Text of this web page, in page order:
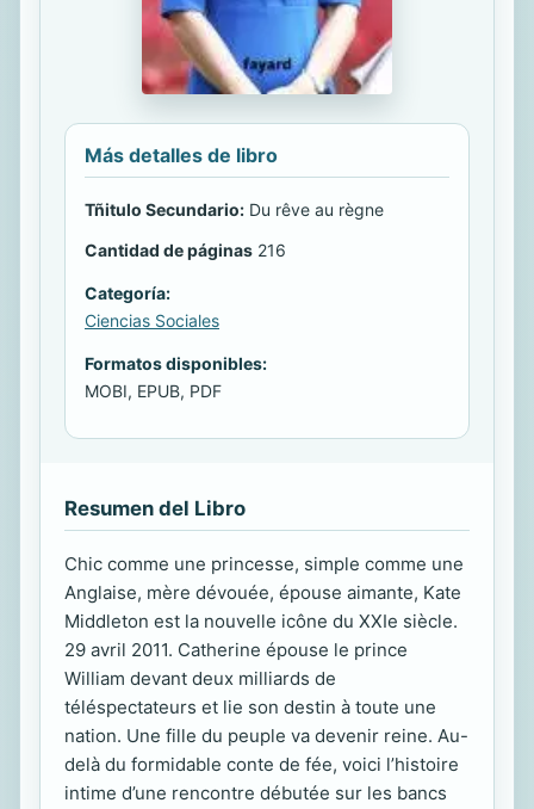
Más detalles de libro
Tñitulo Secundario: Du rêve au règne
Cantidad de páginas 216
Categoría:
Ciencias Sociales
Formatos disponibles:
MOBI, EPUB, PDF
Resumen del Libro
Chic comme une princesse, simple comme une
Anglaise, mère dévouée, épouse aimante, Kate
Middleton est la nouvelle icône du XXIe siècle.
29 avril 2011. Catherine épouse le prince
William devant deux milliards de
téléspectateurs et lie son destin à toute une
nation. Une fille du peuple va devenir reine. Au-
delà du formidable conte de fée, voici l’histoire
intime d’une rencontre débutée sur les bancs